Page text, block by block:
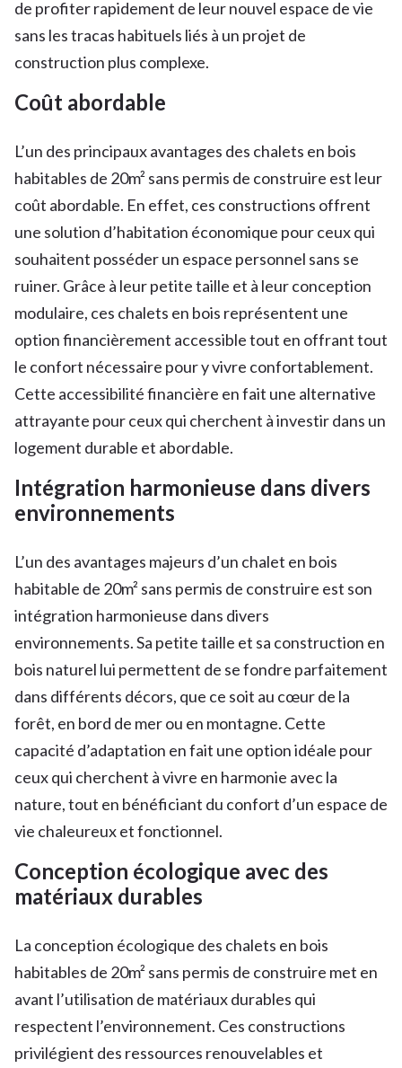
de profiter rapidement de leur nouvel espace de vie
sans les tracas habituels liés à un projet de
construction plus complexe.
Coût abordable
L’un des principaux avantages des chalets en bois
habitables de 20m² sans permis de construire est leur
coût abordable. En effet, ces constructions offrent
une solution d’habitation économique pour ceux qui
souhaitent posséder un espace personnel sans se
ruiner. Grâce à leur petite taille et à leur conception
modulaire, ces chalets en bois représentent une
option financièrement accessible tout en offrant tout
le confort nécessaire pour y vivre confortablement.
Cette accessibilité financière en fait une alternative
attrayante pour ceux qui cherchent à investir dans un
logement durable et abordable.
Intégration harmonieuse dans divers
environnements
L’un des avantages majeurs d’un chalet en bois
habitable de 20m² sans permis de construire est son
intégration harmonieuse dans divers
environnements. Sa petite taille et sa construction en
bois naturel lui permettent de se fondre parfaitement
dans différents décors, que ce soit au cœur de la
forêt, en bord de mer ou en montagne. Cette
capacité d’adaptation en fait une option idéale pour
ceux qui cherchent à vivre en harmonie avec la
nature, tout en bénéficiant du confort d’un espace de
vie chaleureux et fonctionnel.
Conception écologique avec des
matériaux durables
La conception écologique des chalets en bois
habitables de 20m² sans permis de construire met en
avant l’utilisation de matériaux durables qui
respectent l’environnement. Ces constructions
privilégient des ressources renouvelables et